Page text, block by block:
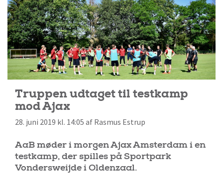
Truppen udtaget til testkamp
mod Ajax
28. juni 2019 kl. 14:05 af Rasmus Estrup
AaB møder i morgen Ajax Amsterdam i en
testkamp, der spilles på Sportpark
Vondersweijde i Oldenzaal.